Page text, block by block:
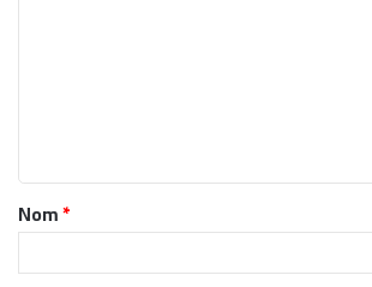
t
a
Nom*